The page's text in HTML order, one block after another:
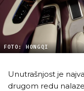
FOTO: HONGQI
Unutrašnjost je
drugom redu